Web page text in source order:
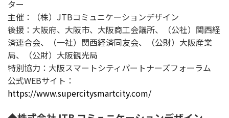
ター
主催：（株）JTBコミュニケーションデザイン
後援：大阪府、大阪市、大阪商工会議所、（公社）関西経
済連合会、（一社）関西経済同友会、（公財）大阪産業
局、（公財）大阪観光局
特別協力：大阪スマートシティパートナーズフォーラム
公式WEBサイト：
https://www.supercitysmartcity.com/